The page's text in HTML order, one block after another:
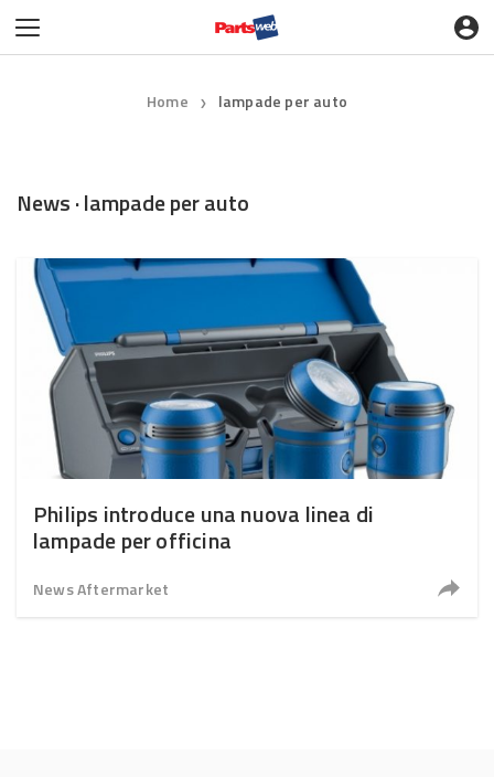
Home ❯ lampade per auto
News · lampade per auto
Philips introduce una nuova linea di
lampade per officina
News Aftermarket